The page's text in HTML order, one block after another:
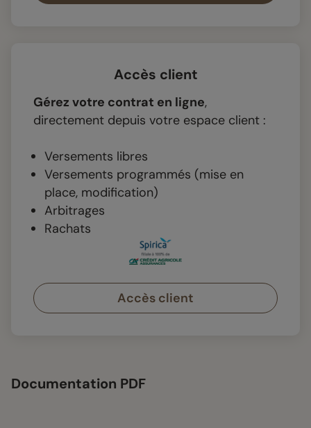
Accès client
Gérez votre contrat en ligne,
directement depuis votre espace client :
Versements libres
Versements programmés (mise en
place, modification)
Arbitrages
Rachats
Accès client
Documentation PDF